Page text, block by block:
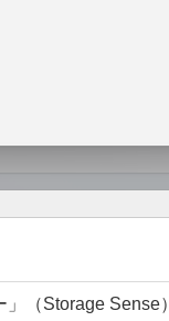
（Storage Sense